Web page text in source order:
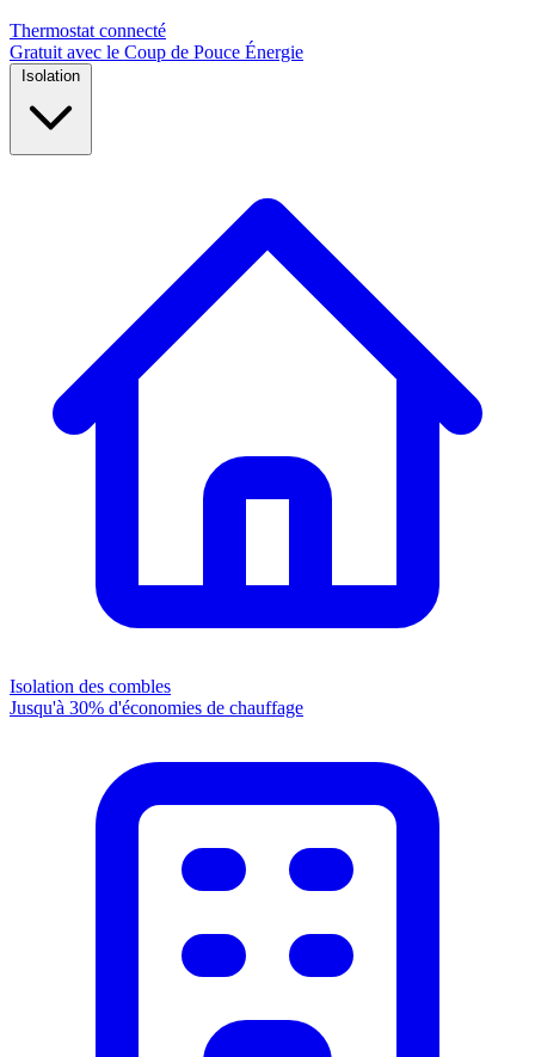
Thermostat connecté
Gratuit avec le Coup de Pouce Énergie
Isolation des combles
Jusqu'à 30% d'économies de chauffage